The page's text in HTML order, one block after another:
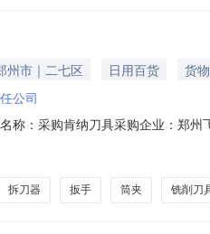
州市｜二七区 日用百货
货物
公司
称：采购肯纳刀具采购企业：郑
址：河南省郑州市二七区南三环中
地拆刀器 扳手 筒夹 铣削刀